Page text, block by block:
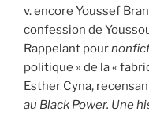
v. encore Youssef
confession de
Rappelant pour
politique » de la «
Esther Cyna,
au Black Power. Une